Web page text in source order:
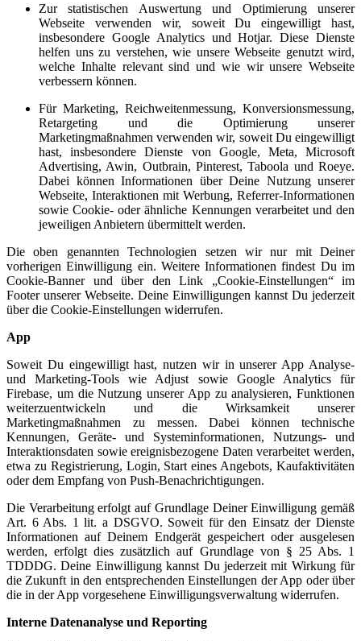
Zur statistischen Auswertung und Optimierung unserer
Webseite verwenden wir, soweit Du eingewilligt hast,
insbesondere Google Analytics und Hotjar. Diese Dienste
helfen uns zu verstehen, wie unsere Webseite genutzt wird,
welche Inhalte relevant sind und wie wir unsere Webseite
verbessern können.
Für Marketing, Reichweitenmessung, Konversionsmessung,
Retargeting und die Optimierung unserer
Marketingmaßnahmen verwenden wir, soweit Du eingewilligt
hast, insbesondere Dienste von Google, Meta, Microsoft
Advertising, Awin, Outbrain, Pinterest, Taboola und Roeye.
Dabei können Informationen über Deine Nutzung unserer
Webseite, Interaktionen mit Werbung, Referrer-Informationen
sowie Cookie- oder ähnliche Kennungen verarbeitet und den
jeweiligen Anbietern übermittelt werden.
Die oben genannten Technologien setzen wir nur mit Deiner
vorherigen Einwilligung ein. Weitere Informationen findest Du im
Cookie-Banner und über den Link „Cookie-Einstellungen“ im
Footer unserer Webseite. Deine Einwilligungen kannst Du jederzeit
über die Cookie-Einstellungen widerrufen.
App
Soweit Du eingewilligt hast, nutzen wir in unserer App Analyse-
und Marketing-Tools wie Adjust sowie Google Analytics für
Firebase, um die Nutzung unserer App zu analysieren, Funktionen
weiterzuentwickeln und die Wirksamkeit unserer
Marketingmaßnahmen zu messen. Dabei können technische
Kennungen, Geräte- und Systeminformationen, Nutzungs- und
Interaktionsdaten sowie ereignisbezogene Daten verarbeitet werden,
etwa zu Registrierung, Login, Start eines Angebots, Kaufaktivitäten
oder dem Empfang von Push-Benachrichtigungen.
Die Verarbeitung erfolgt auf Grundlage Deiner Einwilligung gemäß
Art. 6 Abs. 1 lit. a DSGVO. Soweit für den Einsatz der Dienste
Informationen auf Deinem Endgerät gespeichert oder ausgelesen
werden, erfolgt dies zusätzlich auf Grundlage von § 25 Abs. 1
TDDDG. Deine Einwilligung kannst Du jederzeit mit Wirkung für
die Zukunft in den entsprechenden Einstellungen der App oder über
die in der App vorgesehene Einwilligungsverwaltung widerrufen.
Interne Datenanalyse und Reporting